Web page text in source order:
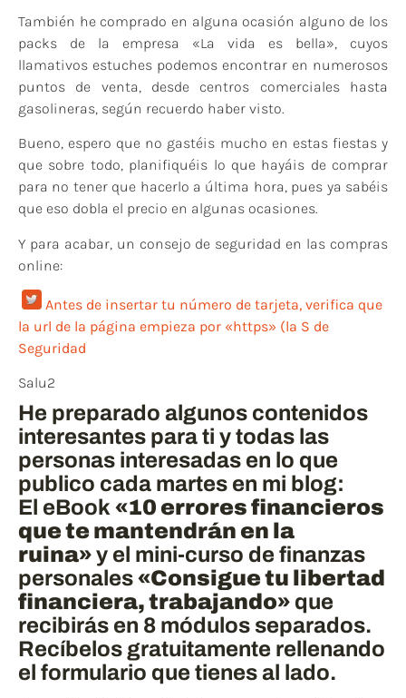
También he comprado en alguna ocasión alguno de los
packs de la empresa «La vida es bella», cuyos
llamativos estuches podemos encontrar en numerosos
puntos de venta, desde centros comerciales hasta
gasolineras, según recuerdo haber visto.
Bueno, espero que no gastéis mucho en estas fiestas y
que sobre todo, planifiquéis lo que hayáis de comprar
para no tener que hacerlo a última hora, pues ya sabéis
que eso dobla el precio en algunas ocasiones.
Y para acabar, un consejo de seguridad en las compras
online:
Antes de insertar tu número de tarjeta, verifica que
la url de la página empieza por «https» (la S de
Seguridad
Salu2
He preparado algunos contenidos
interesantes para ti y todas las
personas interesadas en lo que
publico cada martes en mi blog:
El eBook«10 errores financieros
que te mantendrán en la
ruina»y el mini-curso de finanzas
personales«Consigue tu libertad
financiera, trabajando» que
recibirás en 8 módulos separados.
Recíbelos gratuitamente rellenando
el formulario que tienes al lado.